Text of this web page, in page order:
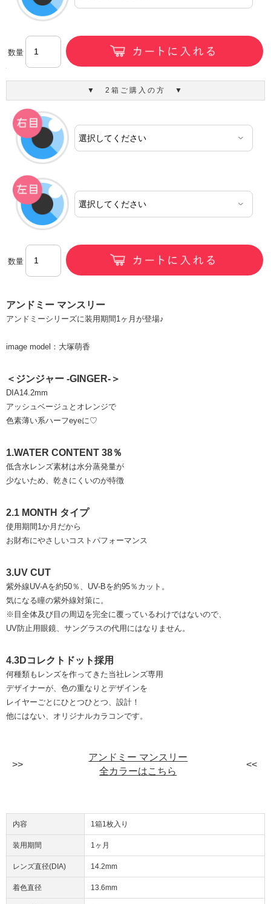
数量
▼ 2箱ご購入の方 ▼
数量
アンドミー マンスリー
アンドミーシリーズに装用期間1ヶ月が登場♪
image model：大塚萌香
＜ジンジャー -GINGER-＞
DIA14.2mm
アッシュベージュとオレンジで
色素薄い系ハーフeyeに♡
1.WATER CONTENT 38％
低含水レンズ素材は水分蒸発量が
少ないため、乾きにくいのが特徴
2.1 MONTH タイプ
使用期間1か月だから
お財布にやさしいコストパフォーマンス
3.UV CUT
紫外線UV-Aを約50％、UV-Bを約95％カット。
気になる瞳の紫外線対策に。
※目全体及び目の周辺を完全に覆っているわけではないので、
UV防止用眼鏡、サングラスの代用にはなりません。
4.3Dコレクトドット採用
何種類もレンズを作ってきた当社レンズ専用
デザイナーが、色の重なりとデザインを
レイヤーごとにひとつひとつ、設計！
他にはない、オリジナルカラコンです。
アンドミー マンスリー
全カラーはこちら
内容 1箱1枚入り
装用期間 1ヶ月
レンズ直径(DIA) 14.2mm
着色直径 13.6mm